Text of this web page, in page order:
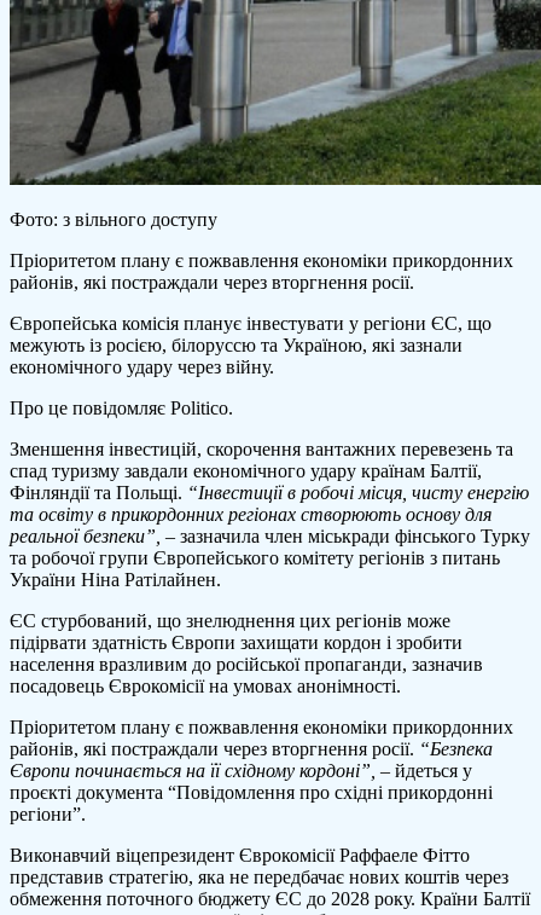
Фото: з вільного доступу
Пріоритетом плану є пожвавлення економіки прикордонних
районів, які постраждали через вторгнення росії.
Європейська комісія планує інвестувати у регіони ЄС, що
межують із росією, білоруссю та Україною, які зазнали
економічного удару через війну.
Про це повідомляє Politico.
Зменшення інвестицій, скорочення вантажних перевезень та
спад туризму завдали економічного удару країнам Балтії,
Фінляндії та Польщі. “Інвестиції в робочі місця, чисту енергію
та освіту в прикордонних регіонах створюють основу для
реальної безпеки”, – зазначила член міськради фінського Турку
та робочої групи Європейського комітету регіонів з питань
України Ніна Ратілайнен.
ЄС стурбований, що знелюднення цих регіонів може
підірвати здатність Європи захищати кордон і зробити
населення вразливим до російської пропаганди, зазначив
посадовець Єврокомісії на умовах анонімності.
Пріоритетом плану є пожвавлення економіки прикордонних
районів, які постраждали через вторгнення росії. “Безпека
Європи починається на її східному кордоні”, – йдеться у
проєкті документа “Повідомлення про східні прикордонні
регіони”.
Виконавчий віцепрезидент Єврокомісії Раффаеле Фітто
представив стратегію, яка не передбачає нових коштів через
обмеження поточного бюджету ЄС до 2028 року. Країни Балтії